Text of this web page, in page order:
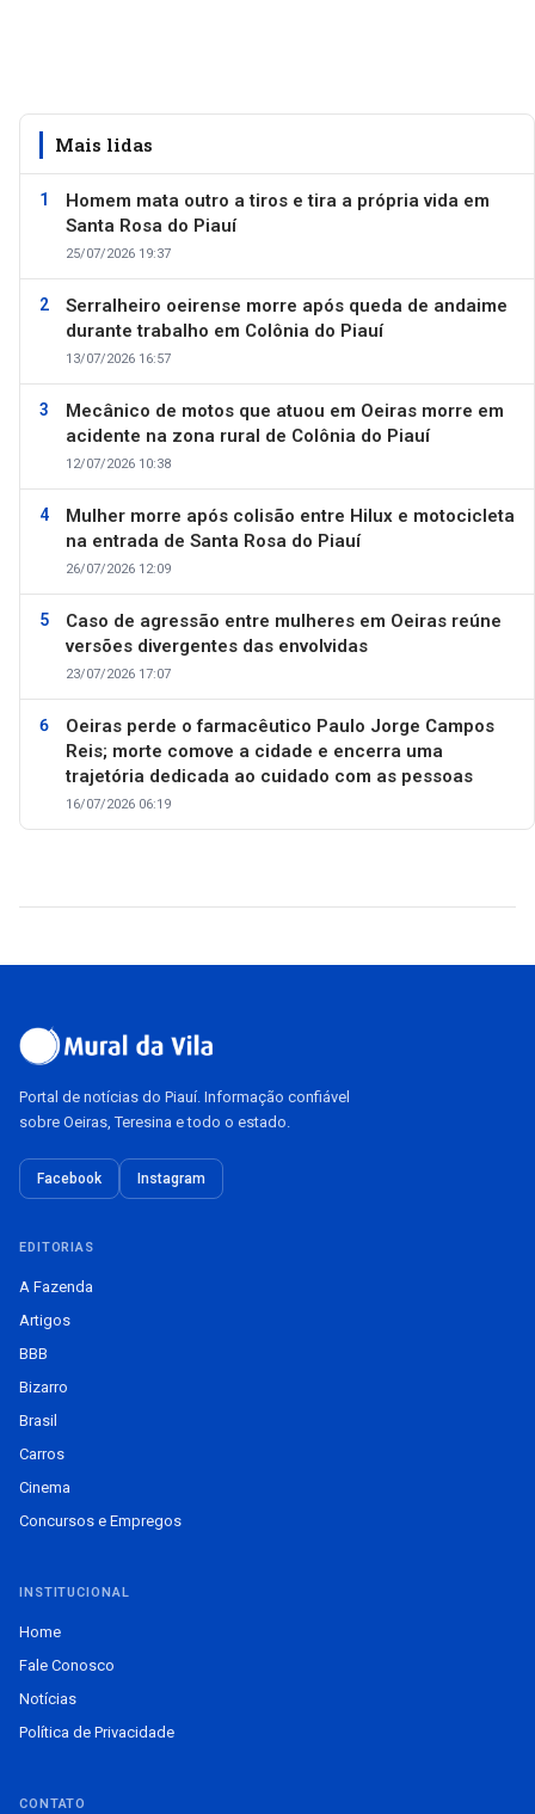
Mais lidas
Homem mata outro a tiros e tira a própria vida em
Santa Rosa do Piauí
25/07/2026 19:37
Serralheiro oeirense morre após queda de andaime
durante trabalho em Colônia do Piauí
13/07/2026 16:57
Mecânico de motos que atuou em Oeiras morre em
acidente na zona rural de Colônia do Piauí
12/07/2026 10:38
Mulher morre após colisão entre Hilux e motocicleta
na entrada de Santa Rosa do Piauí
26/07/2026 12:09
Caso de agressão entre mulheres em Oeiras reúne
versões divergentes das envolvidas
23/07/2026 17:07
Oeiras perde o farmacêutico Paulo Jorge Campos
Reis; morte comove a cidade e encerra uma
trajetória dedicada ao cuidado com as pessoas
16/07/2026 06:19
Portal de notícias do Piauí. Informação confiável
sobre Oeiras, Teresina e todo o estado.
Facebook Instagram
EDITORIAS
A Fazenda
Artigos
BBB
Bizarro
Brasil
Carros
Cinema
Concursos e Empregos
INSTITUCIONAL
Home
Fale Conosco
Notícias
Política de Privacidade
CONTATO